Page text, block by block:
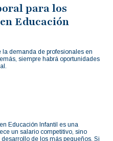
para los
Educación
la demanda de profesionales en
siempre habrá oportunidades
Educación Infantil es una
un salario competitivo, sino
de los más pequeños. Si